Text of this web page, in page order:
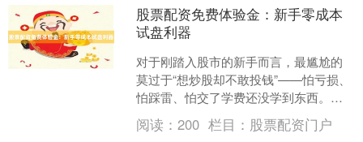
股票配资免费体验金：新手零成本
试盘利器
对于刚踏入股市的新手而言，最尴尬的
莫过于“想炒股却不敢投钱”——怕亏损、
怕踩雷、怕交了学费还没学到东西。如
今，越来越多的正规配资平台推出**免费
体验金**服务，....
阅读：200 栏目： 股票配资门户